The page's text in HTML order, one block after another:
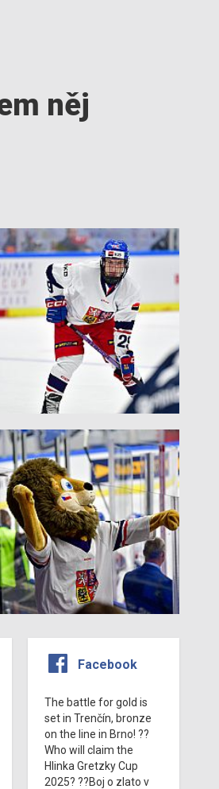
něj
Facebook
The battle for gold is
set in Trenčín, bronze
on the line in Brno! ??
Who will claim the
Hlinka Gretzky Cup
2025? ??Boj o zlato v